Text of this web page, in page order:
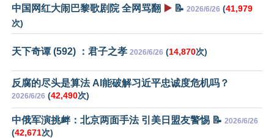
中国网红大闹巴黎歌剧院 全网骂翻 ▶️ 📝 2026/6/26 (41,979
次)
天下奇谭 (592) ：君子之孝 2026/6/26 (14,870次)
反腐的尽头是算法 AI能破解习近平忠诚度危机吗？
2026/6/26 (42,490次)
中俄军演挑衅：北京两面手法 引美日盟友警惕 📝 2026/6/26
(42,671次)